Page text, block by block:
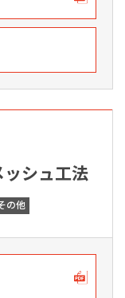
シュ工法
の他